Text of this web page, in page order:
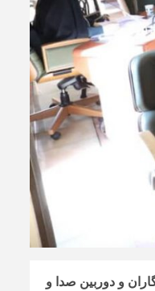
و دوربین صدا و